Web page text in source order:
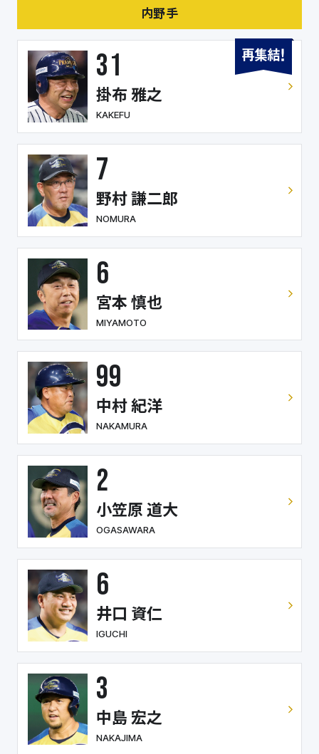
内野手
31
掛布 雅之
KAKEFU
7
野村 謙二郎
NOMURA
6
宮本 慎也
MIYAMOTO
99
中村 紀洋
NAKAMURA
2
小笠原 道大
OGASAWARA
6
井口 資仁
IGUCHI
3
中島 宏之
NAKAJIMA